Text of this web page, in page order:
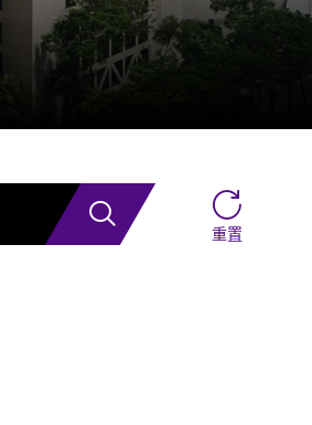
搜索
重置